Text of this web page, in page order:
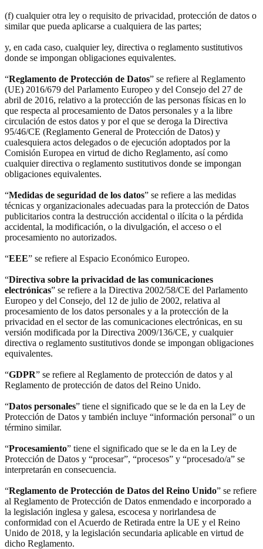
(f) cualquier otra ley o requisito de privacidad, protección de datos o
similar que pueda aplicarse a cualquiera de las partes;
y, en cada caso, cualquier ley, directiva o reglamento sustitutivos
donde se impongan obligaciones equivalentes.
“Reglamento de Protección de Datos” se refiere al Reglamento
(UE) 2016/679 del Parlamento Europeo y del Consejo del 27 de
abril de 2016, relativo a la protección de las personas físicas en lo
que respecta al procesamiento de Datos personales y a la libre
circulación de estos datos y por el que se deroga la Directiva
95/46/CE (Reglamento General de Protección de Datos) y
cualesquiera actos delegados o de ejecución adoptados por la
Comisión Europea en virtud de dicho Reglamento, así como
cualquier directiva o reglamento sustitutivos donde se impongan
obligaciones equivalentes.
“Medidas de seguridad de los datos” se refiere a las medidas
técnicas y organizacionales adecuadas para la protección de Datos
publicitarios contra la destrucción accidental o ilícita o la pérdida
accidental, la modificación, o la divulgación, el acceso o el
procesamiento no autorizados.
“EEE” se refiere al Espacio Económico Europeo.
“Directiva sobre la privacidad de las comunicaciones
electrónicas” se refiere a la Directiva 2002/58/CE del Parlamento
Europeo y del Consejo, del 12 de julio de 2002, relativa al
procesamiento de los datos personales y a la protección de la
privacidad en el sector de las comunicaciones electrónicas, en su
versión modificada por la Directiva 2009/136/CE, y cualquier
directiva o reglamento sustitutivos donde se impongan obligaciones
equivalentes.
“GDPR” se refiere al Reglamento de protección de datos y al
Reglamento de protección de datos del Reino Unido.
“Datos personales” tiene el significado que se le da en la Ley de
Protección de Datos y también incluye “información personal” o un
término similar.
“Procesamiento” tiene el significado que se le da en la Ley de
Protección de Datos y “procesar”, “procesos” y “procesado/a” se
interpretarán en consecuencia.
“Reglamento de Protección de Datos del Reino Unido” se refiere
al Reglamento de Protección de Datos enmendado e incorporado a
la legislación inglesa y galesa, escocesa y norirlandesa de
conformidad con el Acuerdo de Retirada entre la UE y el Reino
Unido de 2018, y la legislación secundaria aplicable en virtud de
dicho Reglamento.